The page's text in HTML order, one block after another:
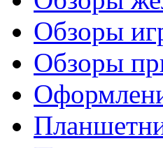
Обзоры
Обзоры